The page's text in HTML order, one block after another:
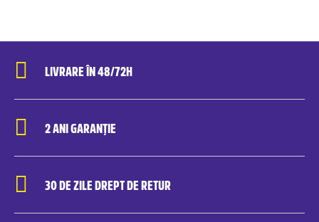
LIVRARE ÎN 48/72H
2 ANI GARANȚIE
30 DE ZILE DREPT DE RETUR